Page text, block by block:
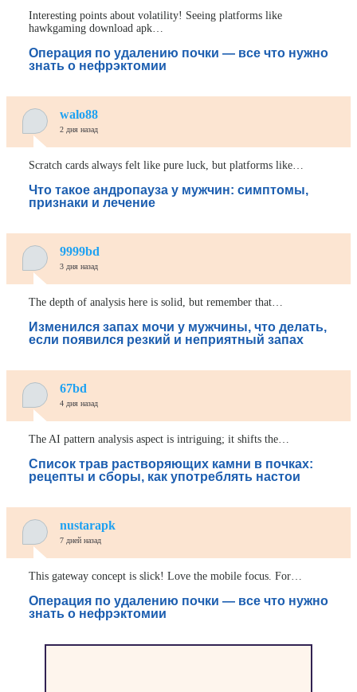
Interesting points about volatility! Seeing platforms like
hawkgaming download apk…
Операция по удалению почки — все что нужно
знать о нефрэктомии
walo88
2 дня назад
Scratch cards always felt like pure luck, but platforms like…
Что такое андропауза у мужчин: симптомы,
признаки и лечение
9999bd
3 дня назад
The depth of analysis here is solid, but remember that…
Изменился запах мочи у мужчины, что делать,
если появился резкий и неприятный запах
67bd
4 дня назад
The AI pattern analysis aspect is intriguing; it shifts the…
Список трав растворяющих камни в почках:
рецепты и сборы, как употреблять настои
nustarapk
7 дней назад
This gateway concept is slick! Love the mobile focus. For…
Операция по удалению почки — все что нужно
знать о нефрэктомии